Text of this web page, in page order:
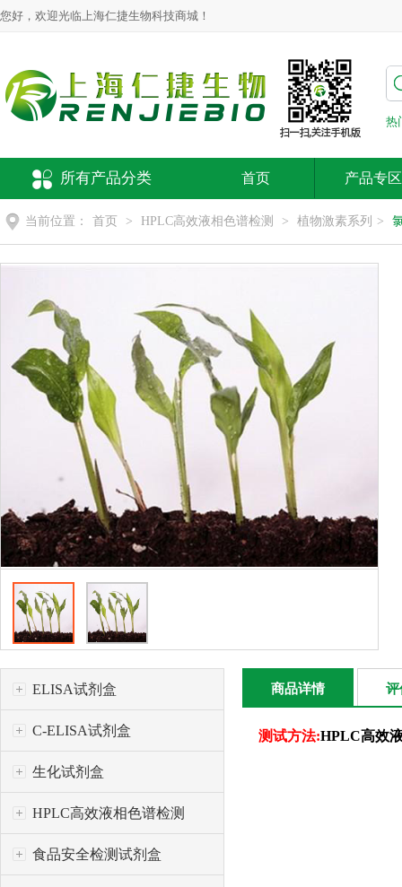
您好，欢迎光临上海仁捷生物科技商城！
热
所有产品分类 首页 产品专区
当前位置： 首页 > HPLC高效液相色谱检测 > 植物激素系列 >
ELISA试剂盒
C-ELISA试剂盒
生化试剂盒
HPLC高效液相色谱检测
食品安全检测试剂盒
商品详情 评
测试方法:HPLC高效